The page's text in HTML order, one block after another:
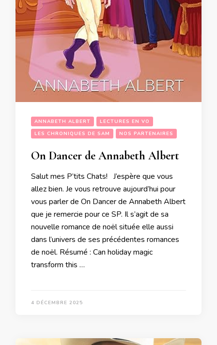
ANNABETH ALBERT
LECTURES EN VO
LES CHRONIQUES DE SAM
NOS PARTENAIRES
On Dancer de Annabeth Albert
Salut mes P’tits Chats! J’espère que vous
allez bien. Je vous retrouve aujourd’hui pour
vous parler de On Dancer de Annabeth Albert
que je remercie pour ce SP. Il s’agit de sa
nouvelle romance de noël située elle aussi
dans l’univers de ses précédentes romances
de noël. Résumé : Can holiday magic
transform this …
4 DÉCEMBRE 2025